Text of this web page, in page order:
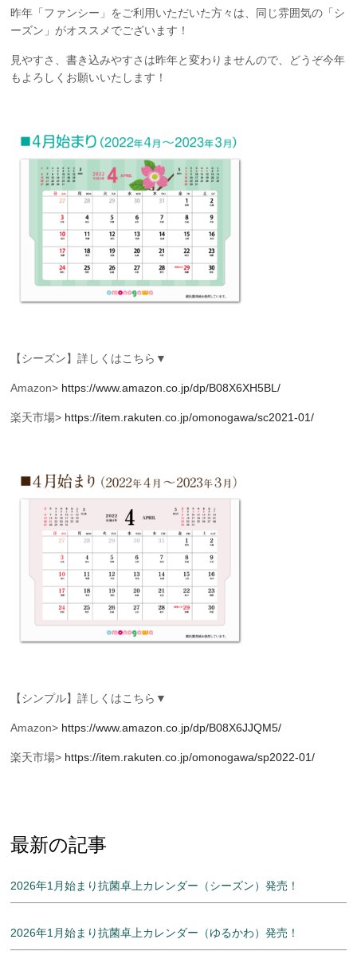
昨年「ファンシー」をご利用いただいた方々は、同じ雰囲気の「シ
ーズン」がオススメでございます！
見やすさ、書き込みやすさは昨年と変わりませんので、どうぞ今年
もよろしくお願いいたします！
【シーズン】詳しくはこちら▼
Amazon> https://www.amazon.co.jp/dp/B08X6XH5BL/
楽天市場> https://item.rakuten.co.jp/omonogawa/sc2021-01/
【シンプル】詳しくはこちら▼
Amazon> https://www.amazon.co.jp/dp/B08X6JJQM5/
楽天市場> https://item.rakuten.co.jp/omonogawa/sp2022-01/
最新の記事
2026年1月始まり抗菌卓上カレンダー（シーズン）発売！
2026年1月始まり抗菌卓上カレンダー（ゆるかわ）発売！